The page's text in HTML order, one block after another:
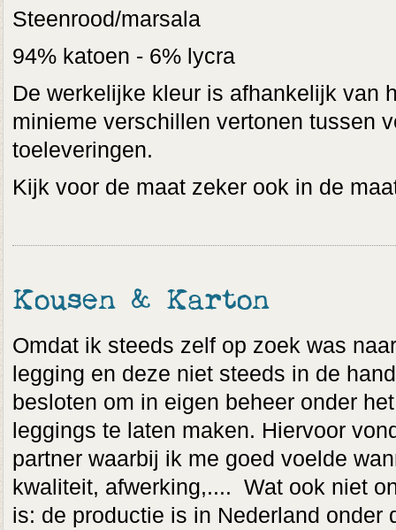
Steenrood/marsala
94% katoen - 6% lycra
De werkelijke kleur is afhankelijk van
minieme verschillen vertonen tussen
toeleveringen.
Kijk voor de maat zeker ook in de
Kousen & Karton
Omdat ik steeds zelf op zoek was
legging en deze niet steeds in de
besloten om in eigen beheer onder
leggings te laten maken. Hiervoor
partner waarbij ik me goed voelde
kwaliteit, afwerking,.... Wat ook niet
is: de productie is in Nederland onder